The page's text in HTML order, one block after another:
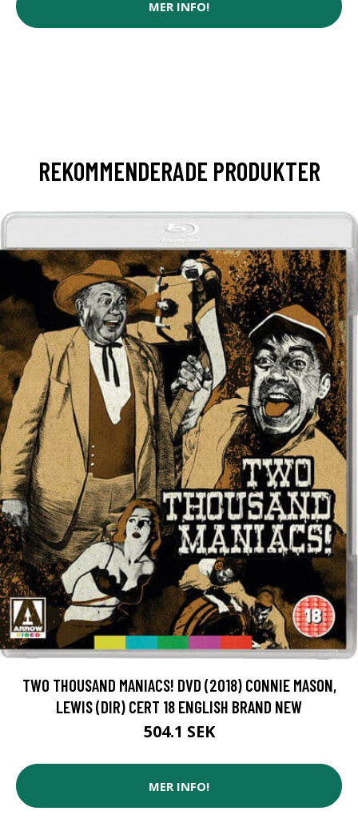
MER INFO!
REKOMMENDERADE PRODUKTER
TWO THOUSAND MANIACS! DVD (2018) CONNIE MASON,
LEWIS (DIR) CERT 18 ENGLISH BRAND NEW
504.1 SEK
MER INFO!